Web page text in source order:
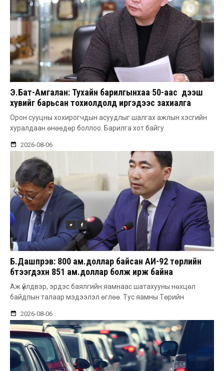
Э.Бат-Амгалан: Тухайн барилгынхаа 50-аас дээш
хувийг барьсан тохиолдолд иргэдээс захиалга
авдаг болгоно
Орон сууцны хохирогчдын асуудлыг шалгах ажлын хэсгийн
хуралдаан өнөөдөр боллоо. Барилга хот байгу
2026-08-06
Б.Дашпүрэв: 800 ам.доллар байсан АИ-92 төрлийн
бүтээгдэхүүн 851 ам.доллар болж ирж байна
Аж үйлдвэр, эрдэс баялгийн яамнаас шатахууны нөхцөл
байдлын талаар мэдээлэл өглөө. Тус яамны Төрийн
2026-08-06